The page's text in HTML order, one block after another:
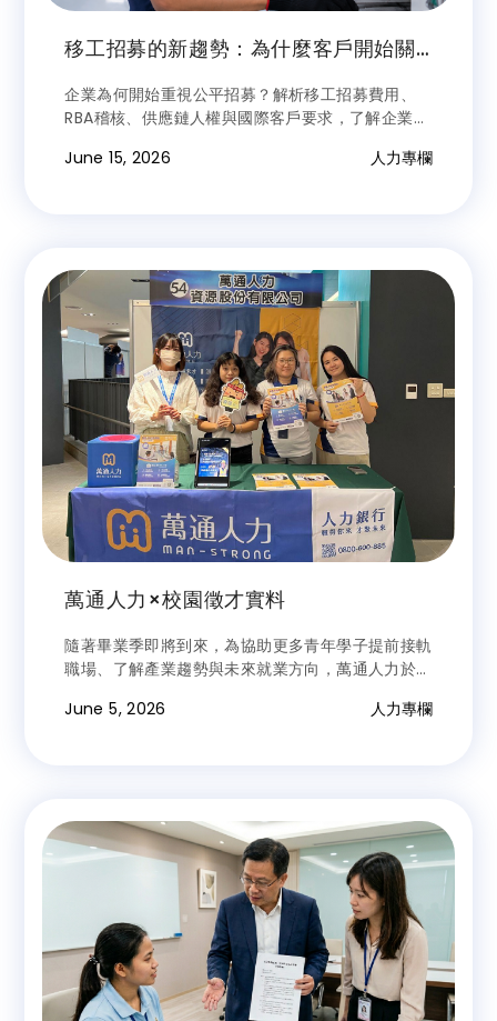
移工招募的新趨勢：為什麼客戶開始關
企業為何開始重視公平招募？解析移工招募費用、
RBA稽核、供應鏈人權與國際客戶要求，了解企業如
與管理制度。
June 15, 2026 人力專欄
萬通人力×校園徵才實料
隨著畢業季即將到來，為協助更多青年學子提前接軌
職場、了解產業趨勢與未來就業方向，萬通人力於今
的交流方式，與學生建立更直接、更真實的互動橋
June 5, 2026 人力專欄